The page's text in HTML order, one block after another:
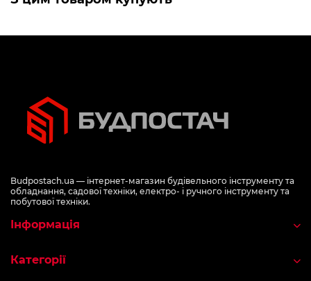
Budpostach.ua — інтернет-магазин будівельного інструменту та
обладнання, садової техніки, електро- і ручного інструменту та
побутової техніки.
Інформація
Категорії